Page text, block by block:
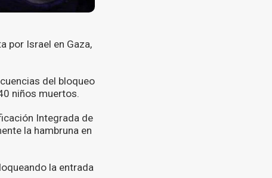
por Israel en Gaza,
del bloqueo
niños muertos.
Integrada de
la hambruna en
la entrada